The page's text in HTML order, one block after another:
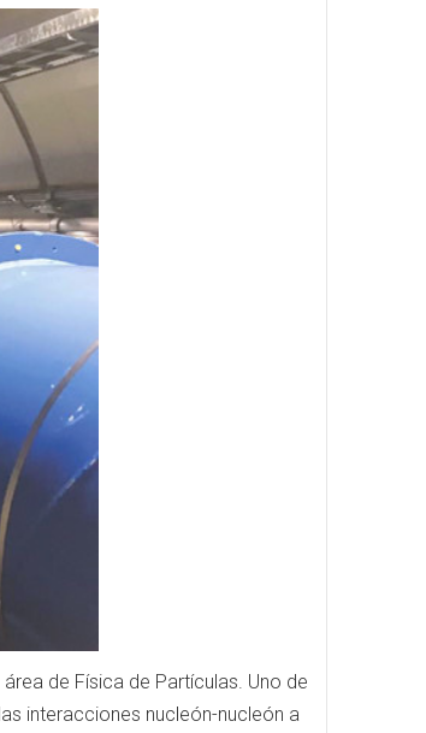
de Física de Partículas. Uno de
interacciones nucleón-nucleón a